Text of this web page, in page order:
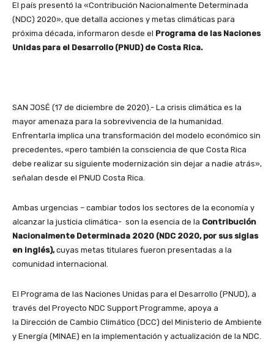
El país presentó la «Contribución Nacionalmente Determinada
(NDC) 2020», que detalla acciones y metas climáticas para
próxima década, informaron desde el Programa de las Naciones
Unidas para el Desarrollo (PNUD) de Costa Rica.
SAN JOSÉ (17 de diciembre de 2020).- La crisis climática es la
mayor amenaza para la sobrevivencia de la humanidad.
Enfrentarla implica una transformación del modelo económico sin
precedentes, «pero también la consciencia de que Costa Rica
debe realizar su siguiente modernización sin dejar a nadie atrás»,
señalan desde el PNUD Costa Rica.
Ambas urgencias – cambiar todos los sectores de la economía y
alcanzar la justicia climática- son la esencia de la Contribución
Nacionalmente Determinada 2020 (NDC 2020, por sus siglas
en inglés),cuyas metas titulares fueron presentadas a la
comunidad internacional.
El Programa de las Naciones Unidas para el Desarrollo (PNUD), a
través del Proyecto NDC Support Programme, apoya a
la Dirección de Cambio Climático (DCC) del Ministerio de Ambiente
y Energía (MINAE) en la implementación y actualización de la NDC.